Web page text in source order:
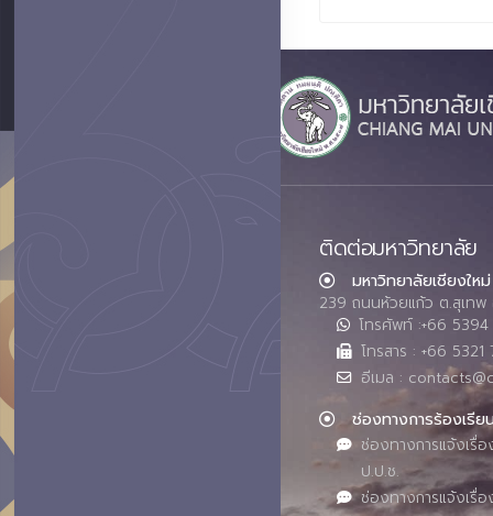
ติดต่อมหาวิทยาลัย
มหาวิทยาลัยเชียงใหม่
239 ถนนห้วยแก้ว ต.สุเท
โทรศัพท์ :+66
โทรสาร : +66 5321
อีเมล :
ช่องทางการร้องเรีย
ช่องทางการแจ้งเรื่
ป.ป.ช.
ช่องทางการแจ้งเรื่